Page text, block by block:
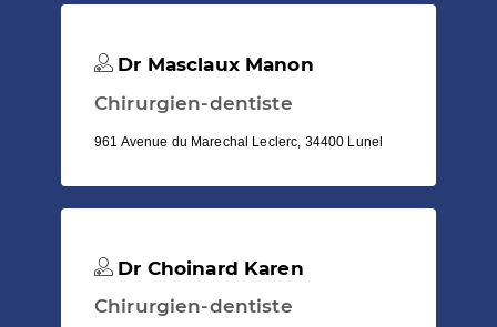
Dr Masclaux Manon
Chirurgien-dentiste
961 Avenue du Marechal Leclerc, 34400 Lunel
Dr Choinard Karen
Chirurgien-dentiste